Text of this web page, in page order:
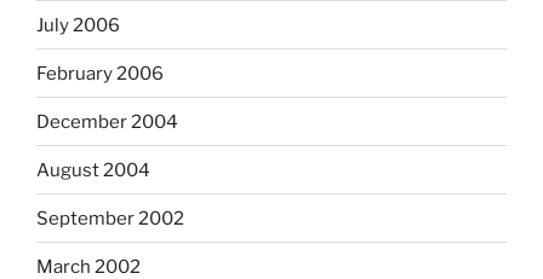
July 2006
February 2006
December 2004
August 2004
September 2002
March 2002